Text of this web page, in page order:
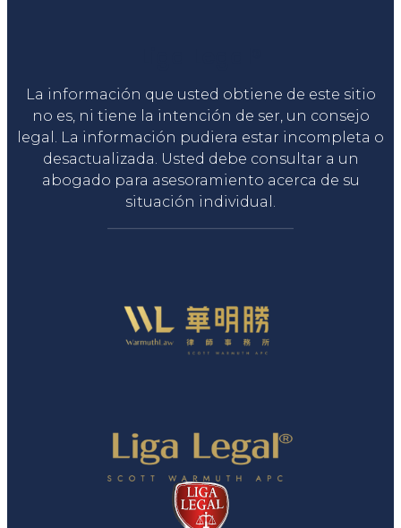
La información que usted obtiene de este sitio
no es, ni tiene la intención de ser, un consejo
legal. La información pudiera estar incompleta o
desactualizada. Usted debe consultar a un
abogado para asesoramiento acerca de su
situación individual.